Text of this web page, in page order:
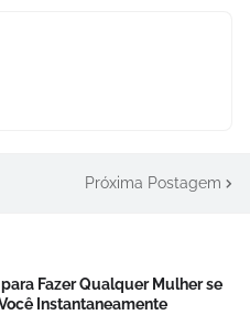
Próxima Postagem
Fazer Qualquer Mulher se
Instantaneamente